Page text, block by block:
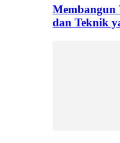
Membangun
dan Teknik